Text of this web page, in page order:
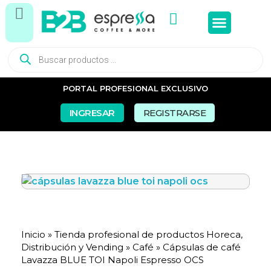
PORTAL PROFESIONAL EXCLUSIVO
INGRESAR REGISTRARSE
Inicio » Tienda profesional de productos Horeca,
Distribución y Vending » Café » Cápsulas de café
Lavazza BLUE TOI Napoli Espresso OCS